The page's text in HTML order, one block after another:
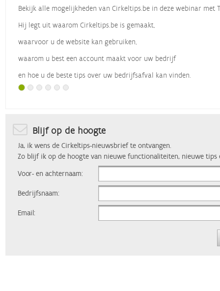
Bekijk alle mogelijkheden van Cirkeltips.be in deze webinar met
Hij legt uit waarom Cirkeltips.be is gemaakt,
waarvoor u de website kan gebruiken,
waarom u best een account maakt voor uw bedrijf
en hoe u de beste tips over uw bedrijfsafval kan vinden.
Blijf op de hoogte
Ja, ik wens de Cirkeltips-nieuwsbrief te ontvangen.
Zo blijf ik op de hoogte van nieuwe functionaliteiten, nieuwe tips
Voor- en achternaam:
Bedrijfsnaam:
Email: